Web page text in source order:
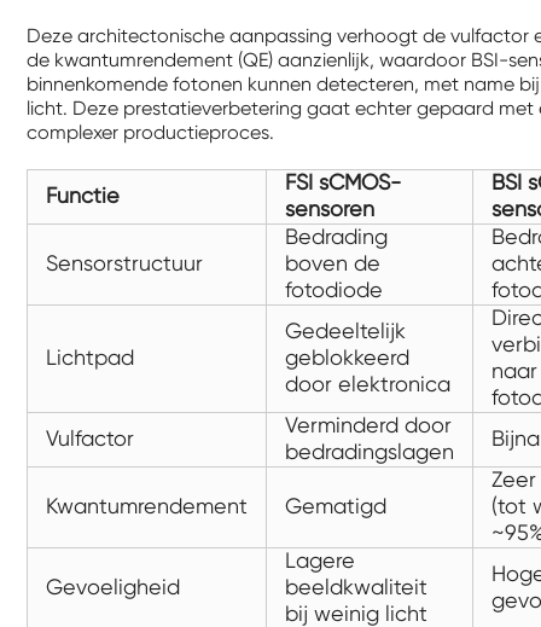
Deze architectonische aanpassing verhoogt de vulfactor
de kwantumrendement (QE) aanzienlijk, waardoor BSI-
binnenkomende fotonen kunnen detecteren, met name
licht. Deze prestatieverbetering gaat echter gepaard met
complexer productieproces.
Functie
FSI sCMOS-
sensoren
BSI
Sensorstructuur
Bedrading
boven de
fotodiode
Lichtpad
Gedeeltelijk
geblokkeerd
door elektronica
Vulfactor
Verminderd door
bedradingslagen
Kwantumrendement Gematigd
(tot
Gevoeligheid
Lagere
beeldkwaliteit
bij weinig licht